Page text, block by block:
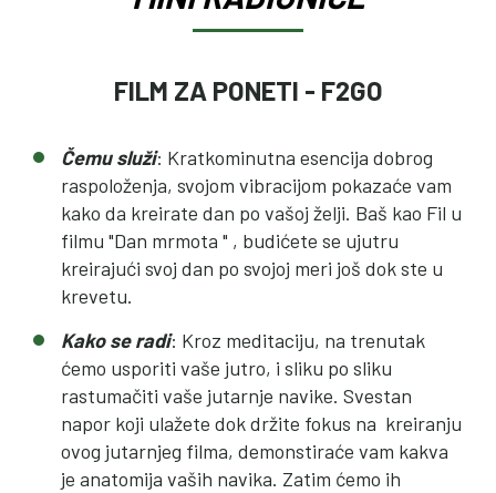
FILM ZA PONETI - F2GO
Čemu služi: Kratkominutna esencija dobrog
raspoloženja, svojom vibracijom pokazaće vam
kako da kreirate dan po vašoj želji. Baš kao Fil u
filmu "Dan mrmota " , budićete se ujutru
kreirajući svoj dan po svojoj meri još dok ste u
krevetu.
Kako se radi: Kroz meditaciju, na trenutak
ćemo usporiti vaše jutro, i sliku po sliku
rastumačiti vaše jutarnje navike. Svestan
napor koji ulažete dok držite fokus na kreiranju
ovog jutarnjeg filma, demonstiraće vam kakva
je anatomija vaših navika. Zatim ćemo ih